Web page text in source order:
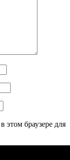
этом браузере для